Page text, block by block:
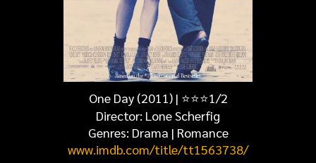
One Day (2011) | ⭐⭐⭐1/2
Director: Lone Scherfig
Genres: Drama | Romance
www.imdb.com/title/tt1563738/